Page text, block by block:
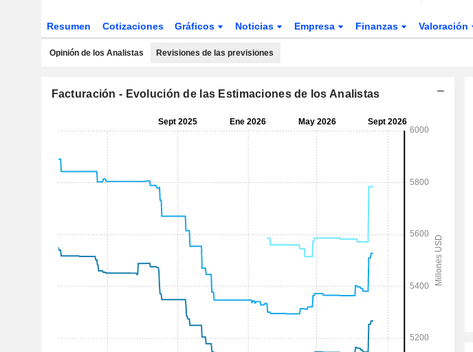
Resumen Cotizaciones Gráficos Noticias Empresa Finanzas Valoración
Opinión de los Analistas Revisiones de las previsiones
Facturación - Evolución de las Estimaciones de los Analistas